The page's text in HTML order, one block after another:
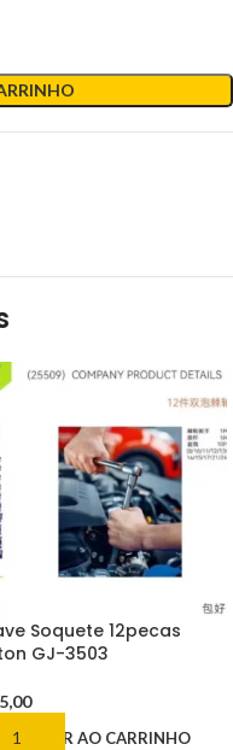
Soquete 12pecas
GJ-3503
AO CARRINHO